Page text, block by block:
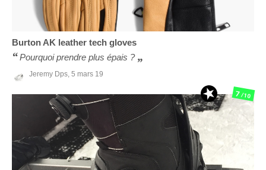
Burton AK leather tech gloves
Pourquoi prendre plus épais ?
Jeremy Dps, 5 mars 19
7/10